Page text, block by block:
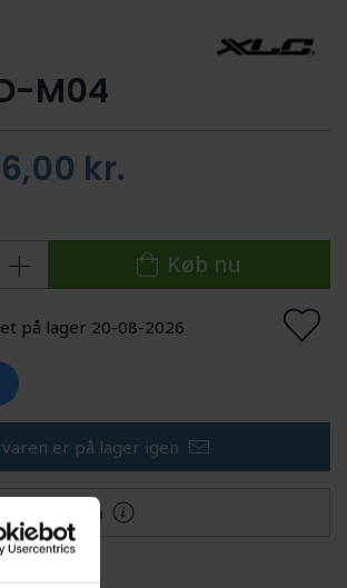
M04
kr.
Køb nu
på lager 20-08-2026
er på lager igen
information